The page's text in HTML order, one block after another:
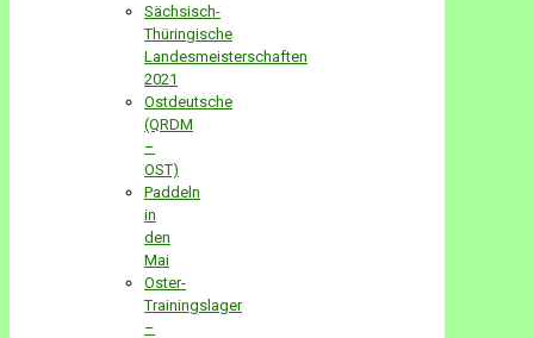
Sächsisch-
Thüringische
Landesmeisterschaften
2021
Ostdeutsche
(QRDM
–
OST)
Paddeln
in
den
Mai
Oster-
Trainingslager
–